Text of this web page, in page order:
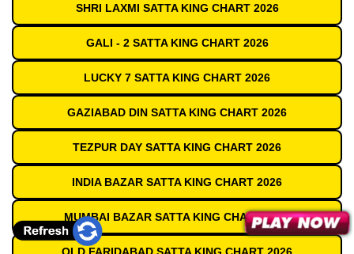
SHRI LAXMI SATTA KING CHART 2026
GALI - 2 SATTA KING CHART 2026
LUCKY 7 SATTA KING CHART 2026
GAZIABAD DIN SATTA KING CHART 2026
TEZPUR DAY SATTA KING CHART 2026
INDIA BAZAR SATTA KING CHART 2026
MUMBAI BAZAR SATTA KING CHART 2026